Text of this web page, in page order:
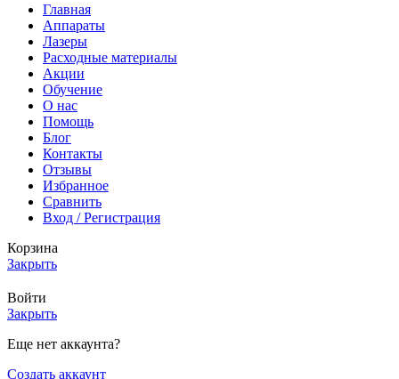
Главная
Аппараты
Лазеры
Расходные материалы
Акции
Обучение
О нас
Помощь
Блог
Контакты
Отзывы
Избранное
Сравнить
Вход / Регистрация
Корзина
Закрыть
Войти
Закрыть
Еще нет аккаунта?
Создать аккаунт